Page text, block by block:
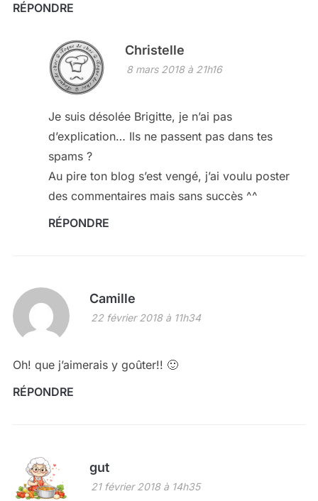
RÉPONDRE
Christelle
8 mars 2018 à 21h16
Je suis désolée Brigitte, je n’ai pas
d’explication… Ils ne passent pas dans tes
spams ?
Au pire ton blog s’est vengé, j’ai voulu poster
des commentaires mais sans succès ^^
RÉPONDRE
Camille
22 février 2018 à 11h34
Oh! que j’aimerais y goûter!! 🙂
RÉPONDRE
gut
21 février 2018 à 14h35